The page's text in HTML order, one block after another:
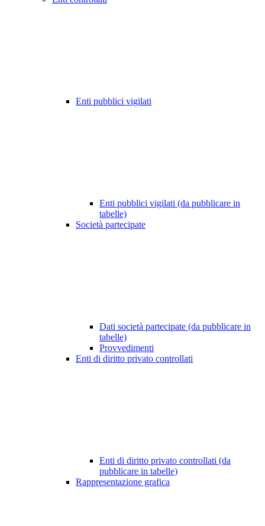
Enti pubblici vigilati
Enti pubblici vigilati (da pubblicare in
tabelle)
Società partecipate
Dati società partecipate (da pubblicare in
tabelle)
Provvedimenti
Enti di diritto privato controllati
Enti di diritto privato controllati (da
pubblicare in tabelle)
Rappresentazione grafica